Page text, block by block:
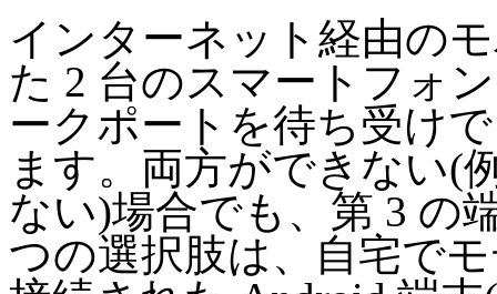
インターネット経由の
た 2 台のスマートフォ
ークポートを待ち受け
ます。両方ができない(
ない)場合でも、第 3 の
つの選択肢は、自宅で